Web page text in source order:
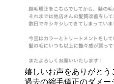
嬉しいお声をありがとう
過去の縮毛矯正のダメー